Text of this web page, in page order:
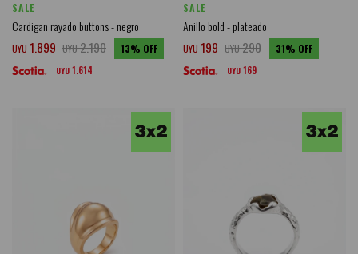
SALE
Cardigan rayado buttons - negro
UYU 1.899 UYU2.190 13
UYU 1.614
SALE
Anillo bold - plateado
UYU 199 UYU290 31
UYU 169